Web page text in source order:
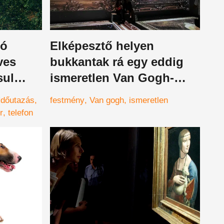
telefon
Elképesztő helyen
bukkantak rá egy eddig
ismeretlen Van Gogh-
önarcképre
festmény Van gogh ismeretlen